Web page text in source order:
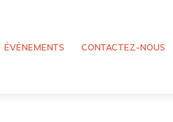
ÉVÉNEMENTS CONTACTEZ-NOUS